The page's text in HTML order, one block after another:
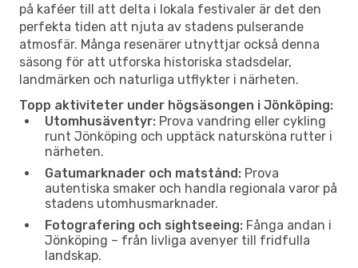
på kaféer till att delta i lokala festivaler är det den
perfekta tiden att njuta av stadens pulserande
atmosfär. Många resenärer utnyttjar också denna
säsong för att utforska historiska stadsdelar,
landmärken och naturliga utflykter i närheten.
Topp aktiviteter under högsäsongen i Jönköping:
Utomhusäventyr: Prova vandring eller cykling
runt Jönköping och upptäck natursköna rutter i
närheten.
Gatumarknader och matstånd: Prova
autentiska smaker och handla regionala varor på
stadens utomhusmarknader.
Fotografering och sightseeing: Fånga andan i
Jönköping – från livliga avenyer till fridfulla
landskap.